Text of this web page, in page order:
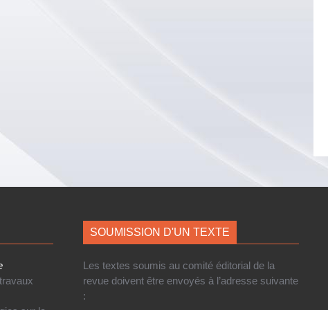
SOUMISSION D'UN TEXTE
Les textes soumis au comité éditorial de la
revue doivent être envoyés à l’adresse suivante
: